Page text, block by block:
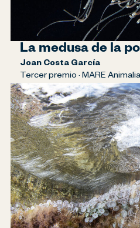
La medusa de la
Joan Costa García
Tercer premio · MARE Animalia